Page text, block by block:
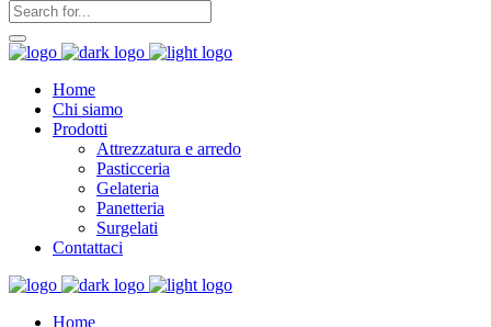
Home
Chi siamo
Prodotti
Attrezzatura e arredo
Pasticceria
Gelateria
Panetteria
Surgelati
Contattaci
Home